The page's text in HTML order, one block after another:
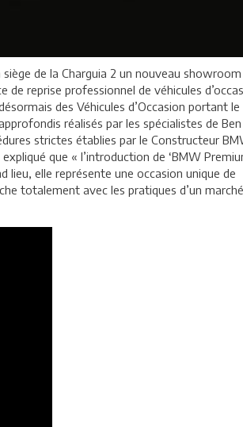
de la Charguia 2 un nouveau showroom
de reprise professionnel de véhicules
des Véhicules d’Occasion portant le
réalisés par les spécialistes de Ben
strictes établies par le Constructeur
que « l’introduction de ‘BMW
lieu, elle représente une occasion unique de
totalement avec les pratiques d’un